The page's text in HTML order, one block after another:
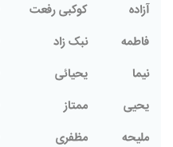
آزاده
کوکبی رفعت
فاطمه
نبک زاد
نیما
یحیائی
یحیی
ممتاز
ملیحه
مظفری